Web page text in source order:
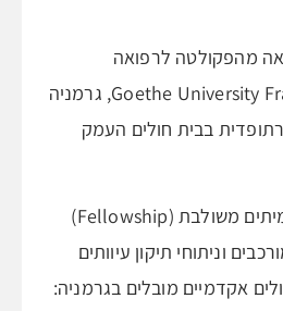
לרפואה מהפקולטה לרפואה
בבית חולים העמק
2018-2019 תוכנית עמיתים משולבת (Fellowship)
וניתוחי תיקון עיוותים
אקדמיים מובלים בגרמניה: